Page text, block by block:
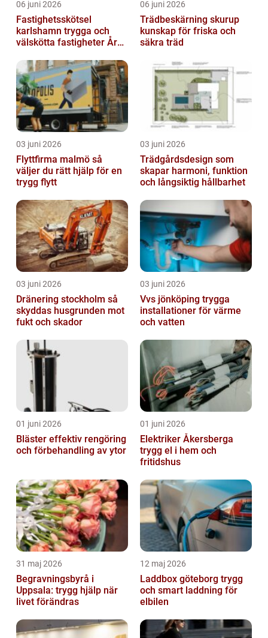
06 juni 2026
Fastighetsskötsel
karlshamn trygga och
välskötta fastigheter Året
06 juni 2026
Trädbeskärning skurup
kunskap för friska och
säkra träd
03 juni 2026
Flyttfirma malmö så
väljer du rätt hjälp för en
trygg flytt
03 juni 2026
Trädgårdsdesign som
skapar harmoni, funktion
och långsiktig hållbarhet
03 juni 2026
Dränering stockholm så
skyddas husgrunden mot
fukt och skador
03 juni 2026
Vvs jönköping trygga
installationer för värme
och vatten
01 juni 2026
Bläster effektiv rengöring
och förbehandling av ytor
01 juni 2026
Elektriker Åkersberga
trygg el i hem och
fritidshus
31 maj 2026
Begravningsbyrå i
Uppsala: trygg hjälp när
livet förändras
12 maj 2026
Laddbox göteborg trygg
och smart laddning för
elbilen